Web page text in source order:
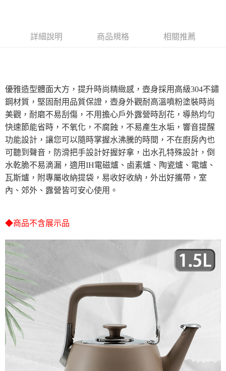
相關說明
３．安心：先確認商品／服務後，再付款。
【「AFTEE先享後付」結帳流程】
１．於結帳方式選擇「AFTEE先享後付」後，將跳轉至「AFTEE先享後付」
結帳頁面，進行簡訊認證並確認金額後，即可完成結帳。
２．訂單成立數日內，您將收到繳費通知簡訊。
３．收到繳費通知簡訊後14天內，點擊此簡訊中的連結，可透過四大超商／
ATM／網路銀行／等多元方式進行付款，方視為交易完成。
※ 請注意：結帳手續完成當下不需立刻繳費，但若您需要取消訂單，請聯絡
購買商品的店家。未經商家同意取消之訂單仍視為有效，需透過AFTEE先享
後付繳納相關費用。
※ 交易是否成功請以「AFTEE先享後付 」之結帳頁面顯示為準，若有關於
【注意事項】
易，需依本服務之必要範圍內提供個人資料，並將交易相關給付款項請求債
權轉讓予恩沛科技股份有限公司。
２．關於個人資料處理事宜，請瀏覽以下網址：
https://aftee.tw/terms/#terms3
３．未成年的使用者請事先徵得法定代理人或監護人之同意方可使用
「AFTEE先享後付」，若未經同意申辦者引起之損失，本公司不負相關責
任。
４．使用「AFTEE先享後付」時，將依據個別帳號之用戶狀況，依本公司即
時審查核予不同之上限額度；若仍有額度不足之情形，本公司將視審查結果
請求用戶進行身份認證。
５．嚴禁一人註冊多個帳號或使用他人資訊註冊。若發現惡意使用之情形，
恩沛科技股份有限公司將有權停止該用戶之使用額度並採取法律行動。
運送方式
全家取貨付款三天後到
每筆NT$60，滿NT$490(含以上)免運費
全家離島取貨付款
每筆NT$100，滿NT$1,000(含以上)免運費
付款後全家取貨
每筆NT$60，滿NT$490(含以上)免運費
每筆NT$60，滿NT$490(含以上)免運費
7-11離島取貨付款
每筆NT$100，滿NT$1,000(含以上)免運費
付款後7-11取貨
每筆NT$60，滿NT$490(含以上)免運費
本島宅配1~2天後到
每筆NT$80，滿NT$490(含以上)免運費
外島宅配
每筆NT$150，滿NT$3,000(含以上)免運費
詳細說明 商品規格 相關推薦
優雅造型體面大方，提升時尚精緻感，壺身採用高級304不鏽
鋼材質，堅固耐用品質保證，壺身外觀耐高溫噴粉塗裝時尚
美觀，耐磨不易刮傷，不用擔心戶外露營時刮花，導熱均勻
快速節能省時，不氧化，不腐蝕，不易產生水垢，響音提醒
功能設計，讓您可以隨時掌握水沸騰的時間，不在廚房內也
可聽到聲音，防滑把手設計好握好拿，出水孔特殊設計，倒
水乾脆不易滴漏，適用IH電磁爐、卥素爐、陶瓷爐、電爐、
瓦斯爐，附專屬收納提袋，易收好收納，外出好攜帶，室
內、郊外、露營皆可安心使用。
◆商品不含展示品